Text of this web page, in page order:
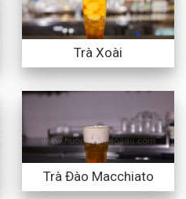
Trà Xoài
Trà Đào Macchiato